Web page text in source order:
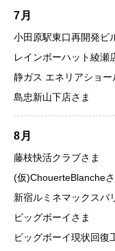
7月
小田原駅東口再開発ビ
レインボーハット綾瀬
静ガス エネリアショー
島忠新山下店さま
8月
藤枝快活クラブさま
(仮)ChouerteBlancheさ
新宿ルミネマックスバ
ビッグボーイさま
ビッグボーイ現状回復